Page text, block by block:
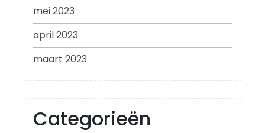
mei 2023
april 2023
maart 2023
Categorieën